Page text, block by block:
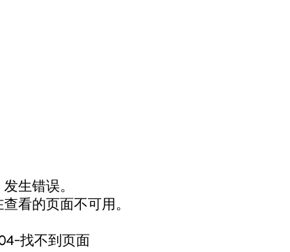
生错误。
看的页面不可用。
找不到页面